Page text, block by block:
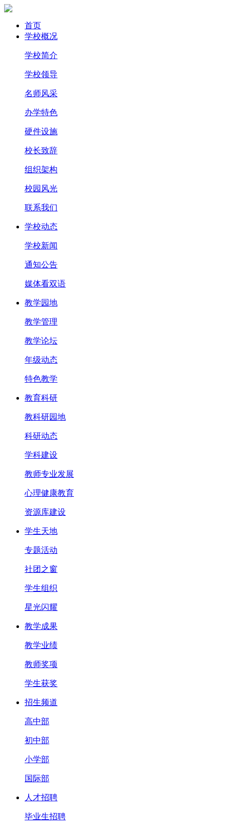
首页
学校概况
学校简介
学校领导
名师风采
办学特色
硬件设施
校长致辞
组织架构
校园风光
联系我们
学校动态
学校新闻
通知公告
媒体看双语
教学园地
教学管理
教学论坛
年级动态
特色教学
教育科研
教科研园地
科研动态
学科建设
教师专业发展
心理健康教育
资源库建设
学生天地
专题活动
社团之窗
学生组织
星光闪耀
教学成果
教学业绩
教师奖项
学生获奖
招生频道
高中部
初中部
小学部
国际部
人才招聘
毕业生招聘